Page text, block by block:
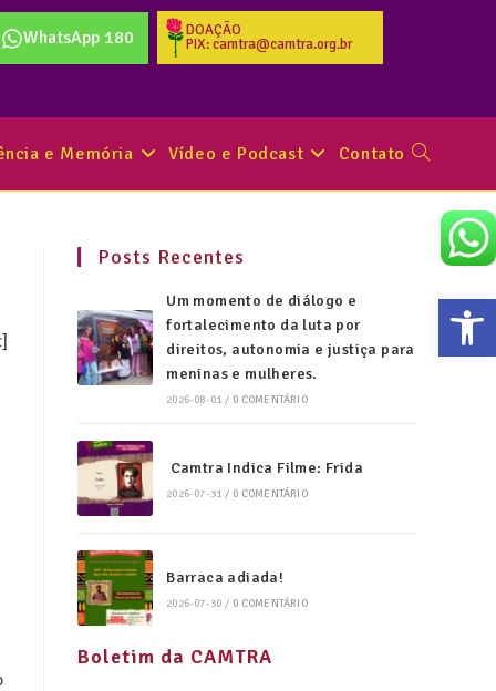
WhatsApp 180
DOAÇÃO
PIX: camtra@camtra.org.br
e Memória Vídeo e Podcast Contato
Posts Recentes
Um momento de diálogo e
fortalecimento da luta por
direitos, autonomia e justiça para
meninas e mulheres.
2026-08-01 / 0 COMENTÁRIO
Camtra Indica Filme: Frida
2026-07-31 / 0 COMENTÁRIO
Barraca adiada!
2026-07-30 / 0 COMENTÁRIO
Boletim da CAMTRA